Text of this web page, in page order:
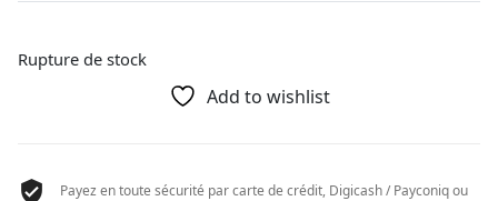
Rupture de stock
Add to wishlist
Payez en toute sécurité par carte de crédit, Digicash / Payconiq ou